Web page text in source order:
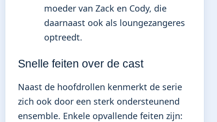
moeder van Zack en Cody, die
daarnaast ook als loungezangeres
optreedt.
Snelle feiten over de cast
Naast de hoofdrollen kenmerkt de serie
zich ook door een sterk ondersteunend
ensemble. Enkele opvallende feiten zijn: